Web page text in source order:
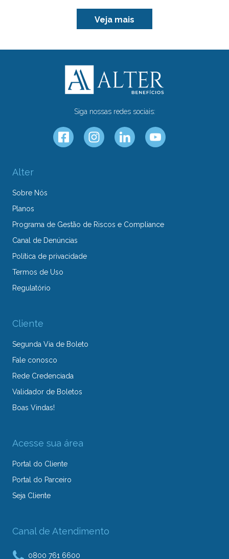
Veja mais
Siga nossas redes sociais:
Alter
Sobre Nós
Planos
Programa de Gestão de Riscos e Compliance
Canal de Denúncias
Política de privacidade
Termos de Uso
Regulatório
Cliente
Segunda Via de Boleto
Fale conosco
Rede Credenciada
Validador de Boletos
Boas Vindas!
Acesse sua área
Portal do Cliente
Portal do Parceiro
Seja Cliente
Canal de Atendimento
0800 761 6600